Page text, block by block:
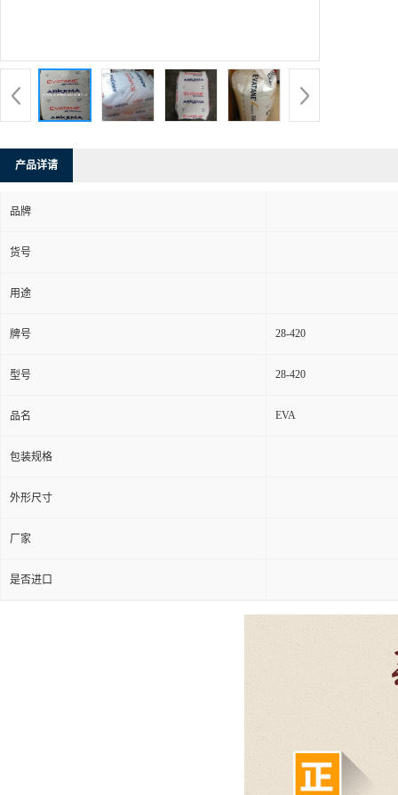
产品详请
品牌
货号
用途
牌号 28-420
型号 28-420
品名 EVA
包装规格
外形尺寸
厂家
是否进口